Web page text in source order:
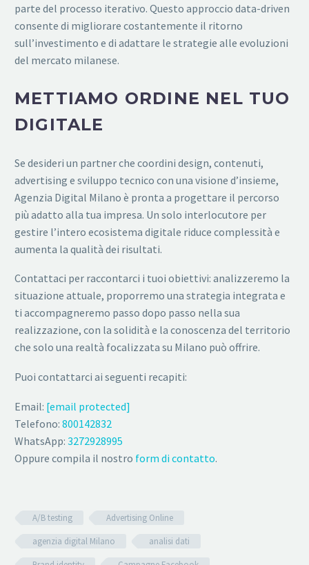
parte del processo iterativo. Questo approccio data-driven
consente di migliorare costantemente il ritorno
sull’investimento e di adattare le strategie alle evoluzioni
del mercato milanese.
METTIAMO ORDINE NEL TUO
DIGITALE
Se desideri un partner che coordini design, contenuti,
advertising e sviluppo tecnico con una visione d’insieme,
Agenzia Digital Milano è pronta a progettare il percorso
più adatto alla tua impresa. Un solo interlocutore per
gestire l’intero ecosistema digitale riduce complessità e
aumenta la qualità dei risultati.
Contattaci per raccontarci i tuoi obiettivi: analizzeremo la
situazione attuale, proporremo una strategia integrata e
ti accompagneremo passo dopo passo nella sua
realizzazione, con la solidità e la conoscenza del territorio
che solo una realtà focalizzata su Milano può offrire.
Puoi contattarci ai seguenti recapiti:
Email: [email protected]
Telefono: 800142832
WhatsApp: 3272928995
Oppure compila il nostro form di contatto.
A/B testing
Advertising Online
agenzia digital Milano
analisi dati